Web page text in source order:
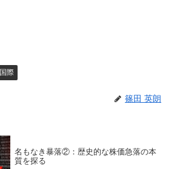
国際
篠田 英朗
名もなき暴落②：歴史的な株価急落の本
質を探る